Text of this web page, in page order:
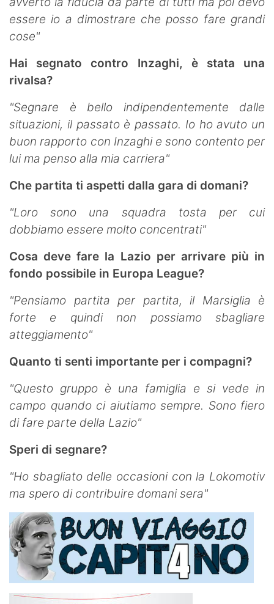
essere io a dimostrare che posso fare grandi
cose"
Hai segnato contro Inzaghi, è stata una
rivalsa?
"Segnare è bello indipendentemente dalle
situazioni, il passato è passato. Io ho avuto un
buon rapporto con Inzaghi e sono contento per
lui ma penso alla mia carriera"
Che partita ti aspetti dalla gara di domani?
"Loro sono una squadra tosta per cui
dobbiamo essere molto concentrati"
Cosa deve fare la Lazio per arrivare più in
fondo possibile in Europa League?
"Pensiamo partita per partita, il Marsiglia è
forte e quindi non possiamo sbagliare
atteggiamento"
Quanto ti senti importante per i compagni?
"Questo gruppo è una famiglia e si vede in
campo quando ci aiutiamo sempre. Sono fiero
di fare parte della Lazio"
Speri di segnare?
"Ho sbagliato delle occasioni con la Lokomotiv
ma spero di contribuire domani sera"